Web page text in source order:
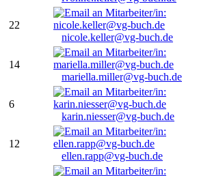
22
nicole.keller@vg-buch.de
14
mariella.miller@vg-buch.de
6
karin.niesser@vg-buch.de
12
ellen.rapp@vg-buch.de